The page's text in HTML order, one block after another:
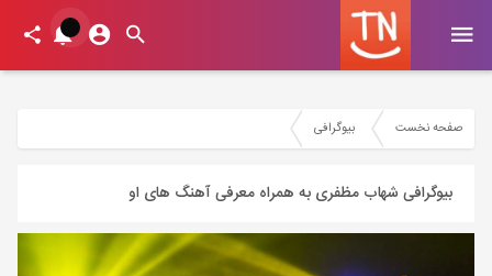
صفحه نخست بیوگرافی
بیوگرافی شهاب مظفری به همراه معرفی آهنگ های او